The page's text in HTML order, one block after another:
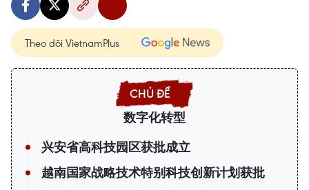
Theo dõi VietnamPlus
数字化转型
兴安省高科技园区获批成立
越南国家战略技术特别科技创新计划获批